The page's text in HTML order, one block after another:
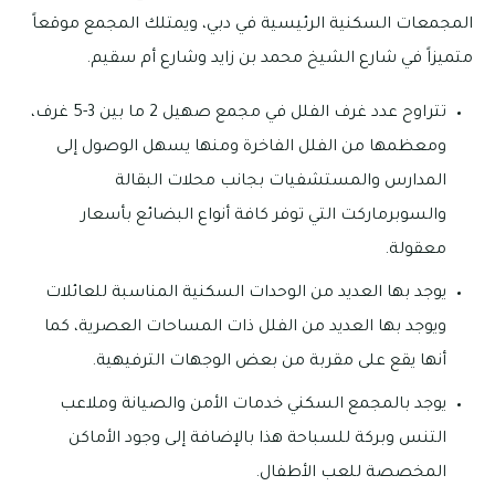
المجمعات السكنية الرئيسية في دبي، ويمتلك المجمع موقعاً
متميزاً في شارع الشيخ محمد بن زايد وشارع أم سقيم.
تتراوح عدد غرف الفلل في مجمع صهيل 2 ما بين 3-5 غرف،
ومعظمها من الفلل الفاخرة ومنها يسهل الوصول إلى
المدارس والمستشفيات بجانب محلات البقالة
والسوبرماركت التي توفر كافة أنواع البضائع بأسعار
معقولة.
يوجد بها العديد من الوحدات السكنية المناسبة للعائلات
ويوجد بها العديد من الفلل ذات المساحات العصرية، كما
أنها يقع على مقربة من بعض الوجهات الترفيهية.
يوجد بالمجمع السكني خدمات الأمن والصيانة وملاعب
التنس وبركة للسباحة هذا بالإضافة إلى وجود الأماكن
المخصصة للعب الأطفال.